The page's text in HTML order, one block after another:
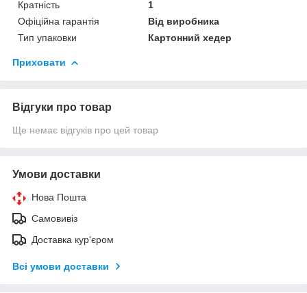
Кратність
1
Офіційна гарантія
Від виробника
Тип упаковки
Картонний хедер
Приховати
Відгуки про товар
Ще немає відгуків про цей товар
Умови доставки
Нова Пошта
Самовивіз
Доставка кур'єром
Всі умови доставки